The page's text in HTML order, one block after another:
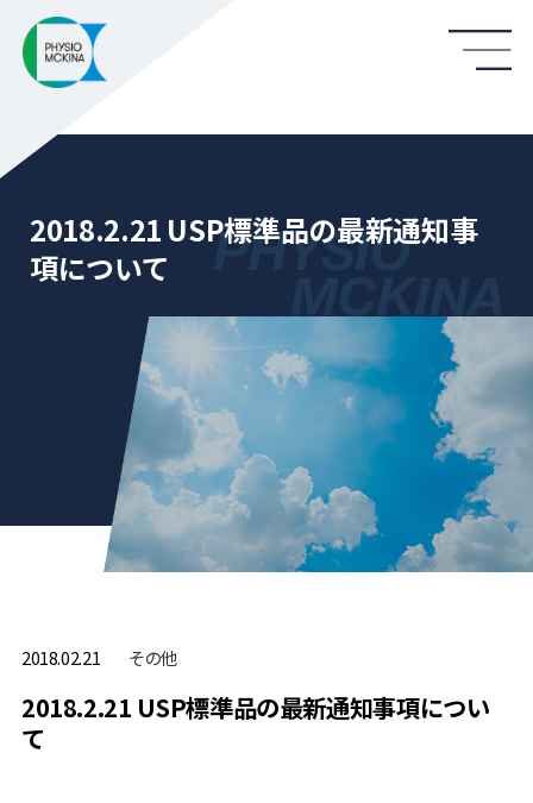
2018.2.21 USP標準品の最新通知事
項について
2018.02.21 その他
2018.2.21 USP標準品の最新通知事項につい
て